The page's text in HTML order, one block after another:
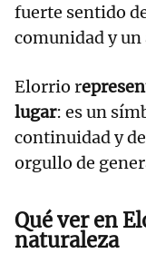
fuerte sentido
comunidad y
Elorrio r
lugar: es un
continuidad y
orgullo de
Qué ver en
naturaleza